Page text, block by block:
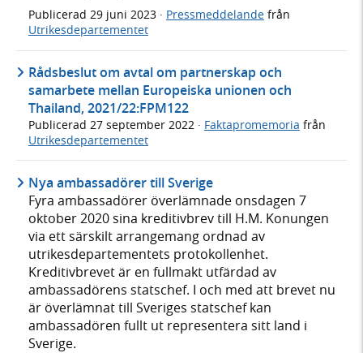
Publicerad 29 juni 2023 · Pressmeddelande från
Utrikesdepartementet
Rådsbeslut om avtal om partnerskap och
samarbete mellan Europeiska unionen och
Thailand, 2021/22:FPM122
Publicerad 27 september 2022 · Faktapromemoria från
Utrikesdepartementet
Nya ambassadörer till Sverige
Fyra ambassadörer överlämnade onsdagen 7
oktober 2020 sina kreditivbrev till H.M. Konungen
via ett särskilt arrangemang ordnad av
utrikesdepartementets protokollenhet.
Kreditivbrevet är en fullmakt utfärdad av
ambassadörens statschef. I och med att brevet nu
är överlämnat till Sveriges statschef kan
ambassadören fullt ut representera sitt land i
Sverige.